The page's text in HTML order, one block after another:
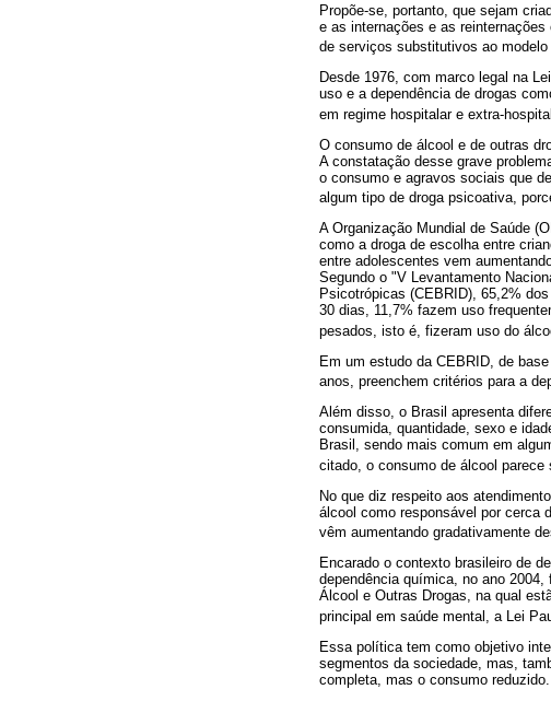
Propõe-se, portanto, que sejam
e as internações e as
de serviços substitutivos ao
Desde 1976, com marco legal na
uso e a dependência de drogas
em regime hospitalar e extra-
O consumo de álcool e de outras
A constatação desse grave
o consumo e agravos sociais que
algum tipo de droga psicoativa,
A Organização Mundial de Saúde
como a droga de escolha entre
entre adolescentes vem
Segundo o "V Levantamento
Psicotrópicas (CEBRID), 65,2%
30 dias, 11,7% fazem uso
pesados, isto é, fizeram uso do
Em um estudo da CEBRID, de
anos, preenchem critérios para a
Além disso, o Brasil apresenta
consumida, quantidade, sexo e
Brasil, sendo mais comum em
citado, o consumo de álcool
No que diz respeito aos
álcool como responsável por cerca
vêm aumentando gradativamente
Encarado o contexto brasileiro de
dependência química, no ano
Álcool e Outras Drogas, na qual
principal em saúde mental, a Lei
Essa política tem como objetivo
segmentos da sociedade, mas,
completa, mas o consumo reduzido.